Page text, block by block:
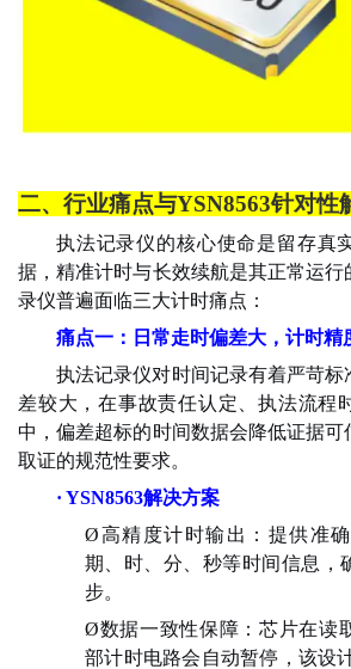
二、行业痛点与YSN8563针对性
执法记录仪的核心使命是留存真
据，精准计时与长效续航是其正常运
录仪普遍面临三大计时痛点：
痛点一：日常走时偏差大，计时精
执法记录仪对时间记录有着严苛
差较大，在事故责任认定、执法流程
中，偏差超标的时间数据会降低证据
取证的规范性要求。
· YSN8563解决方案
Ø高精度计时输出：提供准
期、时、分、秒等时间信息，
步。
Ø数据一致性保障：芯片在读
部计时电路会自动暂停，该设